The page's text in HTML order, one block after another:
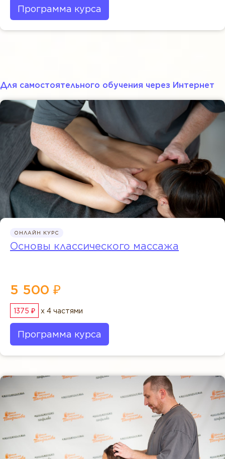
Программа курса
Для самостоятельного обучения через Интернет
ОНЛАЙН КУРС
Основы классического массажа
5 500 ₽
1375 ₽ x 4 частями
Программа курса